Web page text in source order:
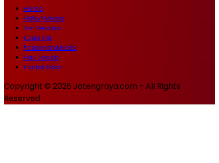
Home
Histori Media
Tim Redaksi
Kode Etik
Pedoman Media
Hak Jawab
Kontak Iklan
Copyright © 2026 Jatengraya.com - All Rights
Reserved